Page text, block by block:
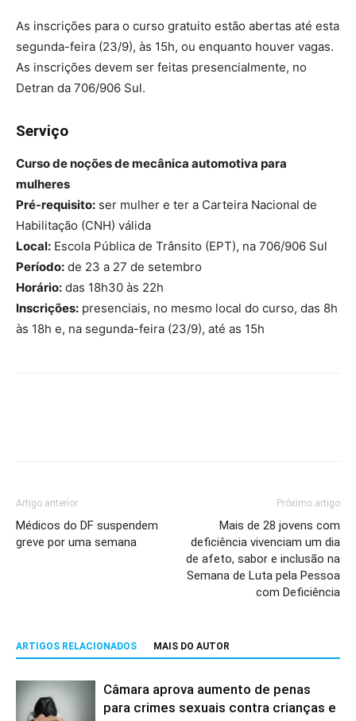
As inscrições para o curso gratuito estão abertas até esta
segunda-feira (23/9), às 15h, ou enquanto houver vagas.
As inscrições devem ser feitas presencialmente, no
Detran da 706/906 Sul.
Serviço
Curso denoções de mecânica automotiva para
mulheres
Pré-requisito: ser mulher e ter a Carteira Nacional de
Habilitação (CNH) válida
Local: Escola Pública de Trânsito (EPT), na 706/906 Sul
Período: de 23 a 27 de setembro
Horário: das 18h30 às 22h
Inscrições: presenciais, no mesmo local do curso, das 8h
às 18h e, na segunda-feira (23/9), até as 15h
Artigo anterior
Médicos do DF suspendem
greve por uma semana
Próximo artigo
Mais de 28 jovens com
deficiência vivenciam um dia
de afeto, sabor e inclusão na
Semana de Luta pela Pessoa
com Deficiência
ARTIGOS RELACIONADOS MAIS DO AUTOR
Câmara aprova aumento de penas
para crimes sexuais contra crianças e